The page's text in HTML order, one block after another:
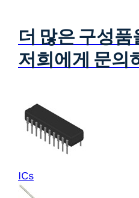
더 많은 구성
저희에게 문의
ICs